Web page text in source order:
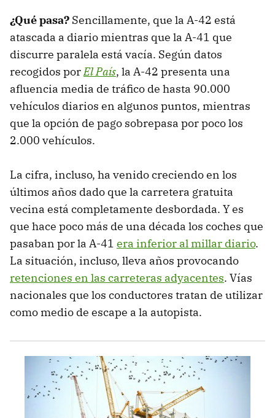
¿Qué pasa? Sencillamente, que la A-42 está
atascada a diario mientras que la A-41 que
discurre paralela está vacía. Según datos
recogidos porEl País, la A-42 presenta una
afluencia media de tráfico de hasta 90.000
vehículos diarios en algunos puntos, mientras
que la opción de pago sobrepasa por poco los
2.000 vehículos.
La cifra, incluso, ha venido creciendo en los
últimos años dado que la carretera gratuita
vecina está completamente desbordada. Y es
que hace poco más de una década los coches que
pasaban por la A-41 era inferior al millar diario.
La situación, incluso, lleva años provocando
retenciones en las carreteras adyacentes. Vías
nacionales que los conductores tratan de utilizar
como medio de escape a la autopista.